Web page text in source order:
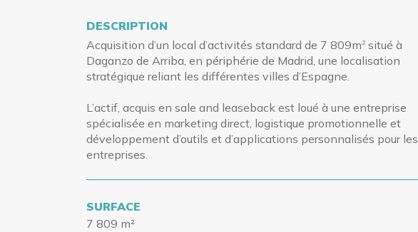
DESCRIPTION
Acquisition d’un local d’activités standard de 7 809m 2situé à
Daganzo de Arriba, en périphérie de Madrid, une localisation
stratégique reliant les différentes villes d’Espagne.
L’actif, acquis en sale and leaseback est loué à une entreprise
spécialisée en marketing direct, logistique promotionnelle et
développement d’outils et d’applications personnalisés pour les
entreprises.
SURFACE
7 809 m²